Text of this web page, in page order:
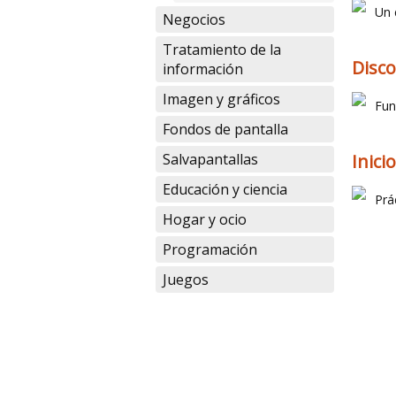
Negocios
Tratamiento de la
información
Imagen y gráficos
Fondos de pantalla
Salvapantallas
Educación y ciencia
Hogar y ocio
Programación
Juegos
Un